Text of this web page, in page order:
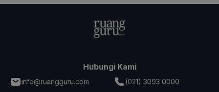
Hubungi Kami
info@ruangguru.com
(021) 3093 0000